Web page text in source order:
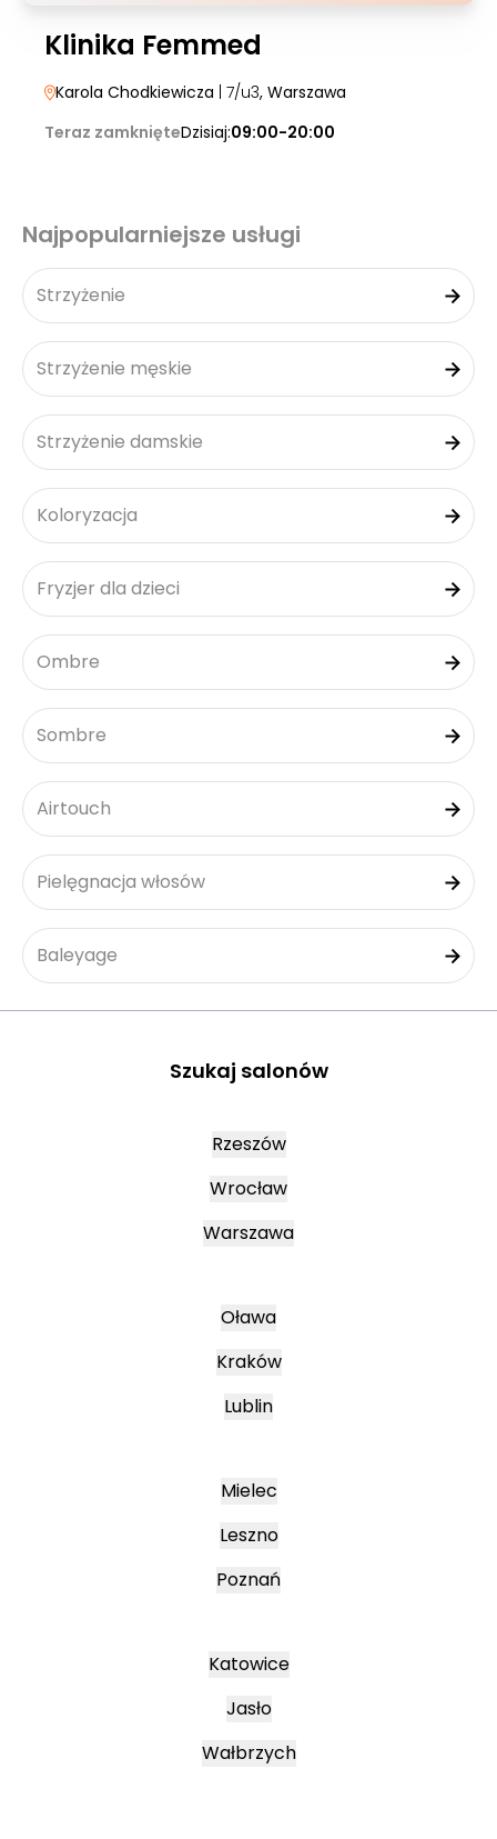
Klinika Femmed
Karola Chodkiewicza | 7/u3, Warszawa
Teraz zamknięteDzisiaj:09:00-20:00
Najpopularniejsze usługi
Strzyżenie
Strzyżenie męskie
Strzyżenie damskie
Koloryzacja
Fryzjer dla dzieci
Ombre
Sombre
Airtouch
Pielęgnacja włosów
Baleyage
Szukaj salonów
Rzeszów
Wrocław
Warszawa
Oława
Kraków
Lublin
Mielec
Leszno
Poznań
Katowice
Jasło
Wałbrzych